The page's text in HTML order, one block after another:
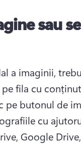
sau
a imaginii,
pe fila cu
pe butonul de
cu
Google